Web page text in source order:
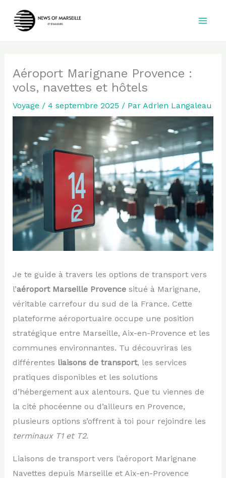
Aéroport Marignane Provence :
vols, navettes et hôtels
Voyage / 4 septembre 2025 / Par Adrien Langaleau
Je te guide à travers les options de transport vers
l’aéroport Marseille Provencesitué à Marignane,
véritable carrefour du sud de la France. Cette
plateforme aéroportuaire occupe une position
stratégique entre Marseille, Aix-en-Provence et les
communes environnantes. Tu découvriras les
différentes liaisons de transport, les services
pratiques disponibles et les solutions
d’hébergement aux alentours. Que tu viennes de
la cité phocéenne ou d’ailleurs en Provence,
plusieurs options s’offrent à toi pour rejoindre les
terminaux T1 et T2.
Liaisons de transport vers l’aéroport Marignane
Navettes depuis Marseille et Aix-en-Provence